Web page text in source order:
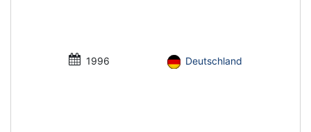
1996 Deutschland